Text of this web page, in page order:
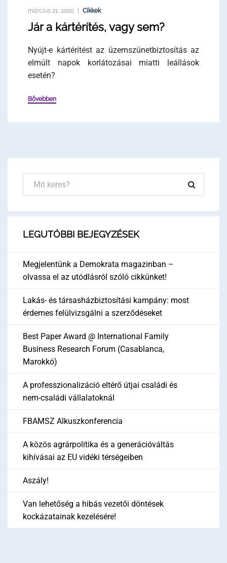
március 21, 2020 Cikkek
Jár a kártérítés, vagy sem?
Nyújt-e kártérítést az üzemszünetbiztosítás az
elmúlt napok korlátozásai miatti leállások
esetén?
Bővebben
LEGUTÓBBI BEJEGYZÉSEK
Megjelentünk a Demokrata magazinban –
olvassa el az utódlásról szóló cikkünket!
Lakás- és társasházbiztosítási kampány: most
érdemes felülvizsgálni a szerződéseket
Best Paper Award @ International Family
Business Research Forum (Casablanca,
Marokkó)
A professzionalizáció eltérő útjai családi és
nem-családi vállalatoknál
FBAMSZ Alkuszkonferencia
A közös agrárpolitika és a generációváltás
kihívásai az EU vidéki térségeiben
Aszály!
Van lehetőség a hibás vezetői döntések
kockázatainak kezelésére!